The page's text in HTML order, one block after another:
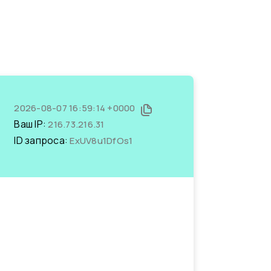
2026-08-07 16:59:14 +0000
Ваш IP:216.73.216.31
ID запроса:ExUV8u1DfOs1